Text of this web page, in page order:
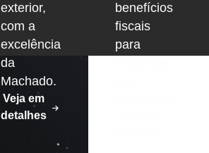
exterior,
com a
excelência
da
Machado.
Veja em
detalhes
benefícios
fiscais
para